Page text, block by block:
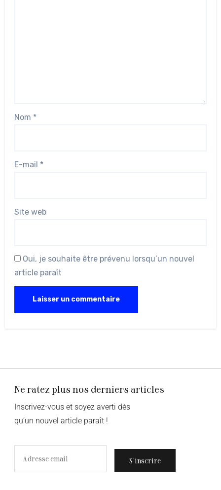
Nom *
E-mail *
Site web
Oui, je souhaite être prévenu lorsqu’un nouvel
article paraît
Ne ratez plus nos derniers articles
Inscrivez-vous et soyez averti dès
qu’un nouvel article paraît !
S’inscrire